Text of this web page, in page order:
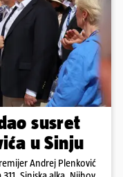
susret
u Sinju
Andrej Plenković